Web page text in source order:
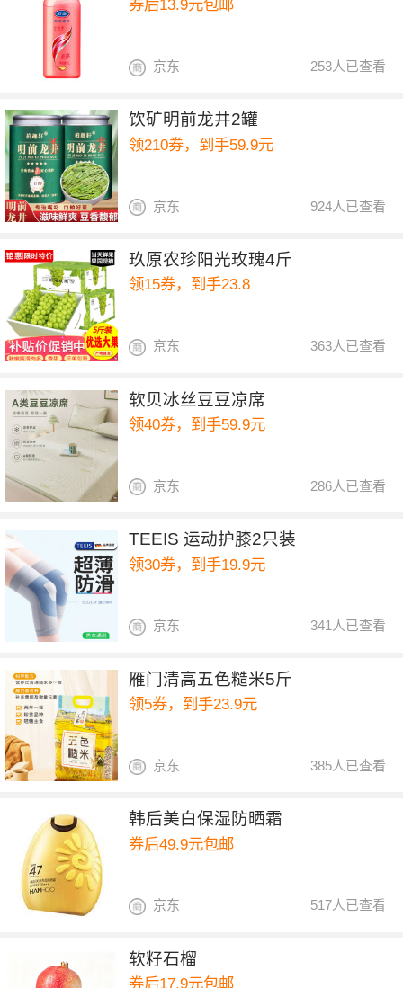
券后13.9元包邮
253人已查看
京东
饮矿明前龙井2罐
领210券，到手59.9元
924人已查看
京东
玖原农珍阳光玫瑰4斤
领15券，到手23.8
363人已查看
京东
软贝冰丝豆豆凉席
领40券，到手59.9元
286人已查看
京东
TEEIS 运动护膝2只装
领30券，到手19.9元
341人已查看
京东
雁门清高五色糙米5斤
领5券，到手23.9元
385人已查看
京东
韩后美白保湿防晒霜
券后49.9元包邮
517人已查看
京东
软籽石榴
券后17.9元包邮